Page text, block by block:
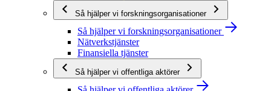
Så hjälper vi forskningsorganisationer
Så hjälper vi forskningsorganisationer
Nätverkstjänster
Finansiella tjänster
Så hjälper vi offentliga aktörer